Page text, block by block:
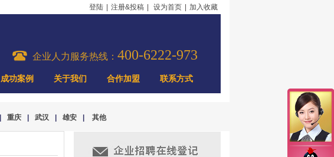
登陆 注册&投稿 设为首页 加入收藏
企业人力服务热线： 400-6222-973
成功案例 关于我们 合作加盟 联系方式
重庆 武汉 雄安 其他